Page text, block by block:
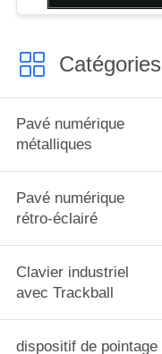
Pavé numérique
métalliques
Pavé numérique
rétro-éclairé
Clavier industriel
avec Trackball
dispositif de pointage